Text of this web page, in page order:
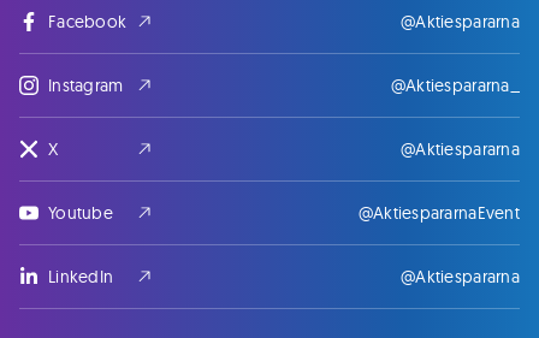
Facebook @Aktiespararna
Instagram @Aktiespararna_
X @Aktiespararna
Youtube @AktiespararnaEvent
LinkedIn @Aktiespararna